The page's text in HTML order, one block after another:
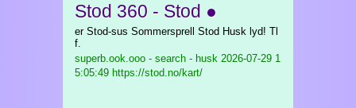
Stod 360 - Stod ●
er Stod-sus Sommersprell Stod Husk lyd! Tl
f.
superb.ook.ooo - search - husk 2026-07-29 1
5:05:49 https://stod.no/kart/